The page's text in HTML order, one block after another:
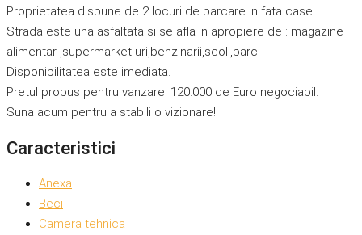
Proprietatea dispune de 2 locuri de parcare in fata casei.
Strada este una asfaltata si se afla in apropiere de : magazine
alimentar ,supermarket-uri,benzinarii,scoli,parc.
Disponibilitatea este imediata.
Pretul propus pentru vanzare: 120.000 de Euro negociabil.
Suna acum pentru a stabili o vizionare!
Caracteristici
Anexa
Beci
Camera tehnica